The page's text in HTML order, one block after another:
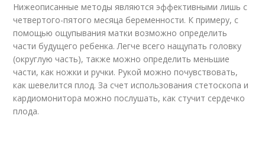
Нижеописанные методы являются эффективными лишь с
четвертого-пятого месяца беременности. К примеру, с
помощью ощупывания матки возможно определить
части будущего ребенка. Легче всего нащупать головку
(округлую часть), также можно определить меньшие
части, как ножки и ручки. Рукой можно почувствовать,
как шевелится плод. За счет использования стетоскопа и
кардиомонитора можно послушать, как стучит сердечко
плода.